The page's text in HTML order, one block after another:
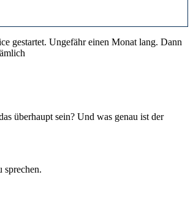
gestartet. Ungefähr einen Monat lang. Dann
überhaupt sein? Und was genau ist der
sprechen.